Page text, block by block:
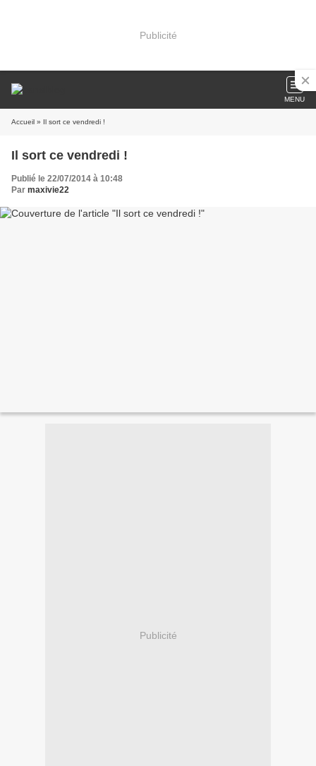
Publicité
MENU
Accueil » Il sort ce vendredi !
Il sort ce vendredi !
Publié le 22/07/2014 à 10:48
Par maxivie22
Publicité